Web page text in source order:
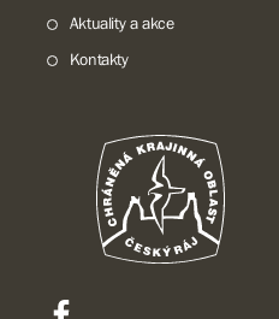
Aktuality a akce
Kontakty